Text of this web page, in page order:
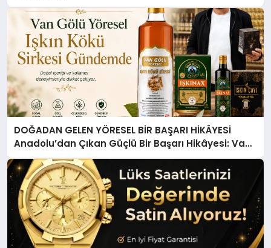
DOĞADAN GELEN YÖRESEL BİR BAŞARI HİKÂYESİ
Anadolu’dan Çıkan Güçlü Bir Başarı Hikâyesi: Van
Gölü Yöresel Işkın Kökü Sirkesi